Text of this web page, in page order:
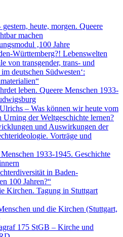
heute, morgen. Queere
machen
‚100 Jahre
Württemberg?! Lebenswelten
von transgender, trans- und
deutschen Südwesten‘:
leben. Queere Menschen 1933-
– Was können wir heute vom
Urning der Weltgeschichte lernen?
und Auswirkungen der
Vorträge und
1933-1945. Geschichte
in Baden-
100 Jahren?“
Kirchen. Tagung in Stuttgart
und die Kirchen (Stuttgart,
175 StGB – Kirche und